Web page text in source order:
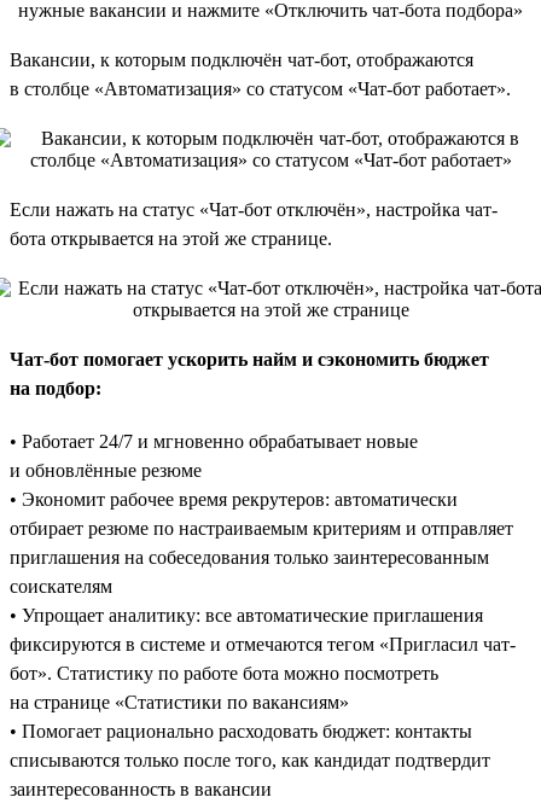
Вакансии, к которым подключён чат-бот, отображаются
в столбце «Автоматизация» со статусом «Чат-бот работает».
Если нажать на статус «Чат-бот отключён», настройка чат-
бота открывается на этой же странице.
Чат-бот помогает ускорить найм и сэкономить бюджет
на подбор:
• Работает 24/7 и мгновенно обрабатывает новые
и обновлённые резюме
• Экономит рабочее время рекрутеров: автоматически
отбирает резюме по настраиваемым критериям и отправляет
приглашения на собеседования только заинтересованным
соискателям
• Упрощает аналитику: все автоматические приглашения
фиксируются в системе и отмечаются тегом «Пригласил чат-
бот». Статистику по работе бота можно посмотреть
на странице «Статистики по вакансиям»
• Помогает рационально расходовать бюджет: контакты
списываются только после того, как кандидат подтвердит
заинтересованность в вакансии